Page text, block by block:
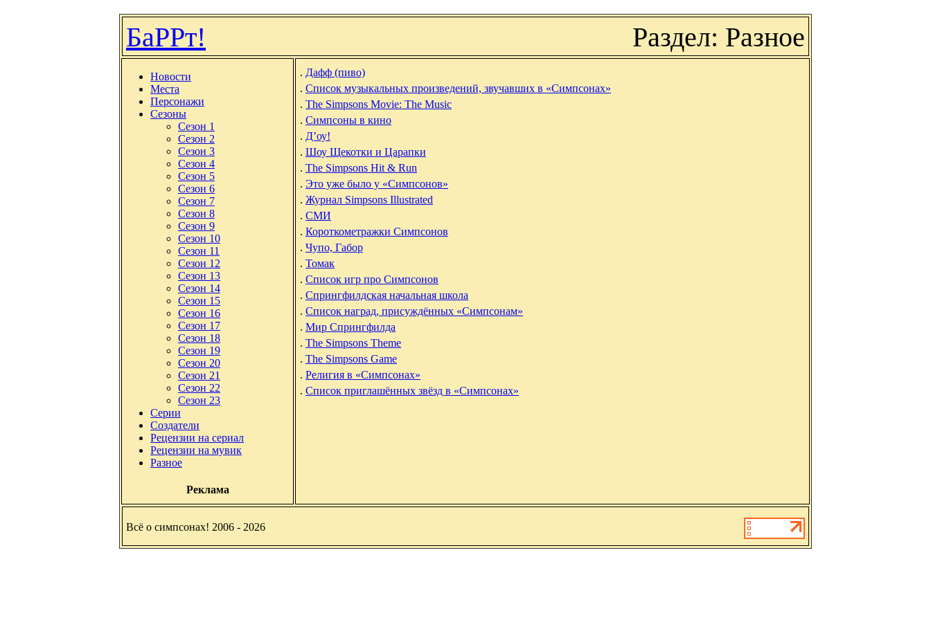
БаРРт! Раздел: Разное
Новости
Места
Персонажи
Сезоны
Сезон 1
Сезон 2
Сезон 3
Сезон 4
Сезон 5
Сезон 6
Сезон 7
Сезон 8
Сезон 9
Сезон 10
Сезон 11
Сезон 12
Сезон 13
Сезон 14
Сезон 15
Сезон 16
Сезон 17
Сезон 18
Сезон 19
Сезон 20
Сезон 21
Сезон 22
Сезон 23
Серии
Создатели
Рецензии на сериал
Рецензии на мувик
Разное
Реклама
. Дафф (пиво)
. Список музыкальных произведений, звучавших в «Симпсонах»
. The Simpsons Movie: The Music
. Симпсоны в кино
. Д’оу!
. Шоу Щекотки и Царапки
. The Simpsons Hit & Run
. Это уже было у «Симпсонов»
. Журнал Simpsons Illustrated
. СМИ
. Короткометражки Симпсонов
. Чупо, Габор
. Томак
. Список игр про Симпсонов
. Спрингфилдская начальная школа
. Список наград, присуждённых «Симпсонам»
. Мир Спрингфилда
. The Simpsons Theme
. The Simpsons Game
. Религия в «Симпсонах»
. Список приглашённых звёзд в «Симпсонах»
Всё о симпсонах! 2006 - 2026